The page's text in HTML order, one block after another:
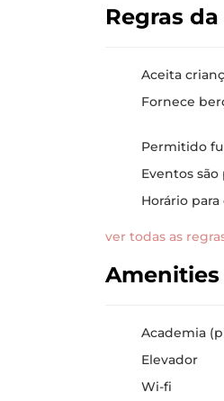
Regras
Aceita
Fornece
Permitido
Eventos
Horário
ver todas as
Academia
Elevador
Wi-fi